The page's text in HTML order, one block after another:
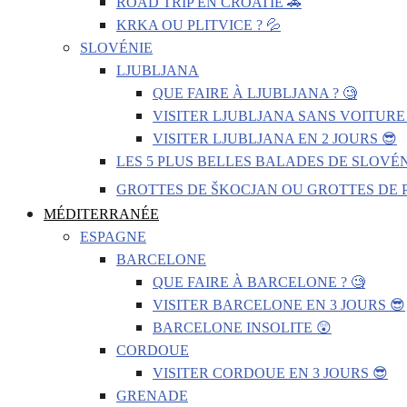
KRKA OU PLITVICE ? 💦
SLOVÉNIE
LJUBLJANA
QUE FAIRE À LJUBLJANA ? 🧐
VISITER LJUBLJANA SANS VOITURE
VISITER LJUBLJANA EN 2 JOURS 😎
LES 5 PLUS BELLES BALADES DE
GROTTES DE ŠKOCJAN OU GROTTES DE
MÉDITERRANÉE
ESPAGNE
BARCELONE
QUE FAIRE À BARCELONE ? 🧐
VISITER BARCELONE EN 3 JOURS 😎
BARCELONE INSOLITE 😲
CORDOUE
VISITER CORDOUE EN 3 JOURS 😎
GRENADE